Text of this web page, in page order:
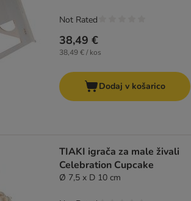
38,49 €
38,49 € / kos
Not Rated
Dodaj v košarico
TIAKI igrača za male živali
Celebration Cupcake
Ø 7,5 x D 10 cm